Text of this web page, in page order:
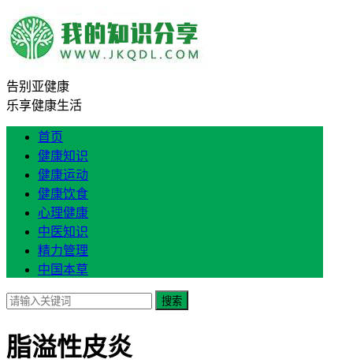
告别亚健康
乐享健康生活
首页
健康知识
健康运动
健康饮食
心理健康
中医知识
精力管理
中国本草
搜索
脂溢性皮炎